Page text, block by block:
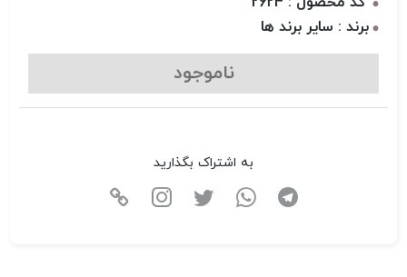
برند : سایر برند ها
ناموجود
به اشتراک بگذارید